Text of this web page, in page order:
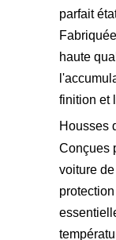
parfait
haute
finition et
Housses
Conçues
voiture